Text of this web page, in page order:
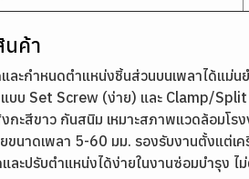
นค้า
ละกำหนดตำแหน่งชิ้นส่วนบนเพลาได้แม่นย
บบ Set Screw (ง่าย) และ Clamp/
กะสีขาว กันสนิม เหมาะสภาพแวดล้อมโรง
ขนาดเพลา 5-60 มม. รองรับงานตั้งแต่เ
ละปรับตำแหน่งได้ง่ายในงานซ่อมบำรุง ไ